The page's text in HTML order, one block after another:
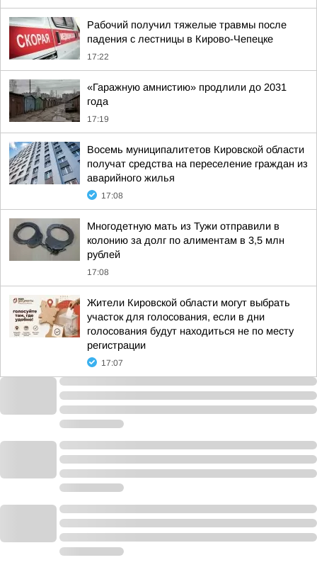
Рабочий получил тяжелые травмы после
падения с лестницы в Кирово-Чепецке
17:22
«Гаражную амнистию» продлили до 2031
года
17:19
Восемь муниципалитетов Кировской области
получат средства на переселение граждан из
аварийного жилья
17:08
Многодетную мать из Тужи отправили в
колонию за долг по алиментам в 3,5 млн
рублей
17:08
Жители Кировской области могут выбрать
участок для голосования, если в дни
голосования будут находиться не по месту
регистрации
17:07